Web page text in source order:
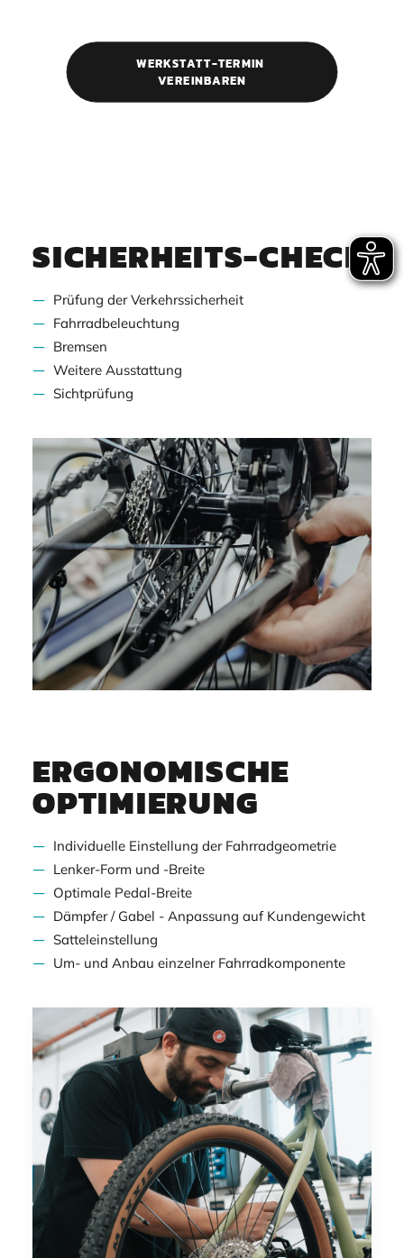
WERKSTATT-TERMIN
VEREINBAREN
SICHERHEITS-CHECK
Prüfung der Verkehrssicherheit
Fahrradbeleuchtung
Bremsen
Weitere Ausstattung
Sichtprüfung
ERGONOMISCHE
OPTIMIERUNG
Individuelle Einstellung der Fahrradgeometrie
Lenker-Form und -Breite
Optimale Pedal-Breite
Dämpfer / Gabel - Anpassung auf Kundengewicht
Satteleinstellung
Um- und Anbau einzelner Fahrradkomponente